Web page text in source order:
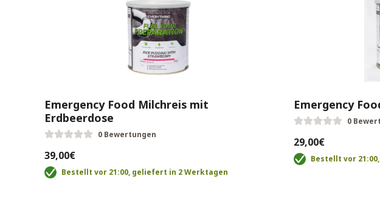
Emergency Food Milchreis mit
Erdbeerdose
0 Bewertungen
39,00€
Bestellt vor 21:00, geliefert in 2 Werktagen
Emergency
0
29,00€
Bestellt vor